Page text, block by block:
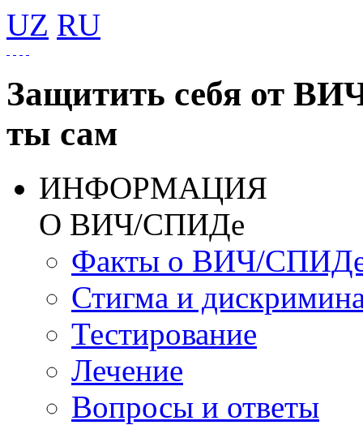
UZ RU
Защитить себя от
ты сам
ИНФОРМАЦИЯ
О ВИЧ/СПИДе
Факты о ВИЧ/
Стигма и
Тестирование
Лечение
Вопросы и ответы